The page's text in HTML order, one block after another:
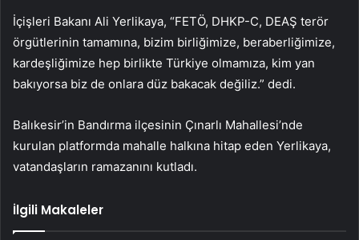
İçişleri Bakanı Ali Yerlikaya, “FETÖ, DHKP-C, DEAŞ terör
örgütlerinin tamamına, bizim birliğimize, beraberliğimize,
kardeşliğimize hep birlikte Türkiye olmamıza, kim yan
bakıyorsa biz de onlara düz bakacak değiliz.” dedi.
Balıkesir’in Bandırma ilçesinin Çınarlı Mahallesi’nde
kurulan platformda mahalle halkına hitap eden Yerlikaya,
vatandaşların ramazanını kutladı.
İlgili Makaleler